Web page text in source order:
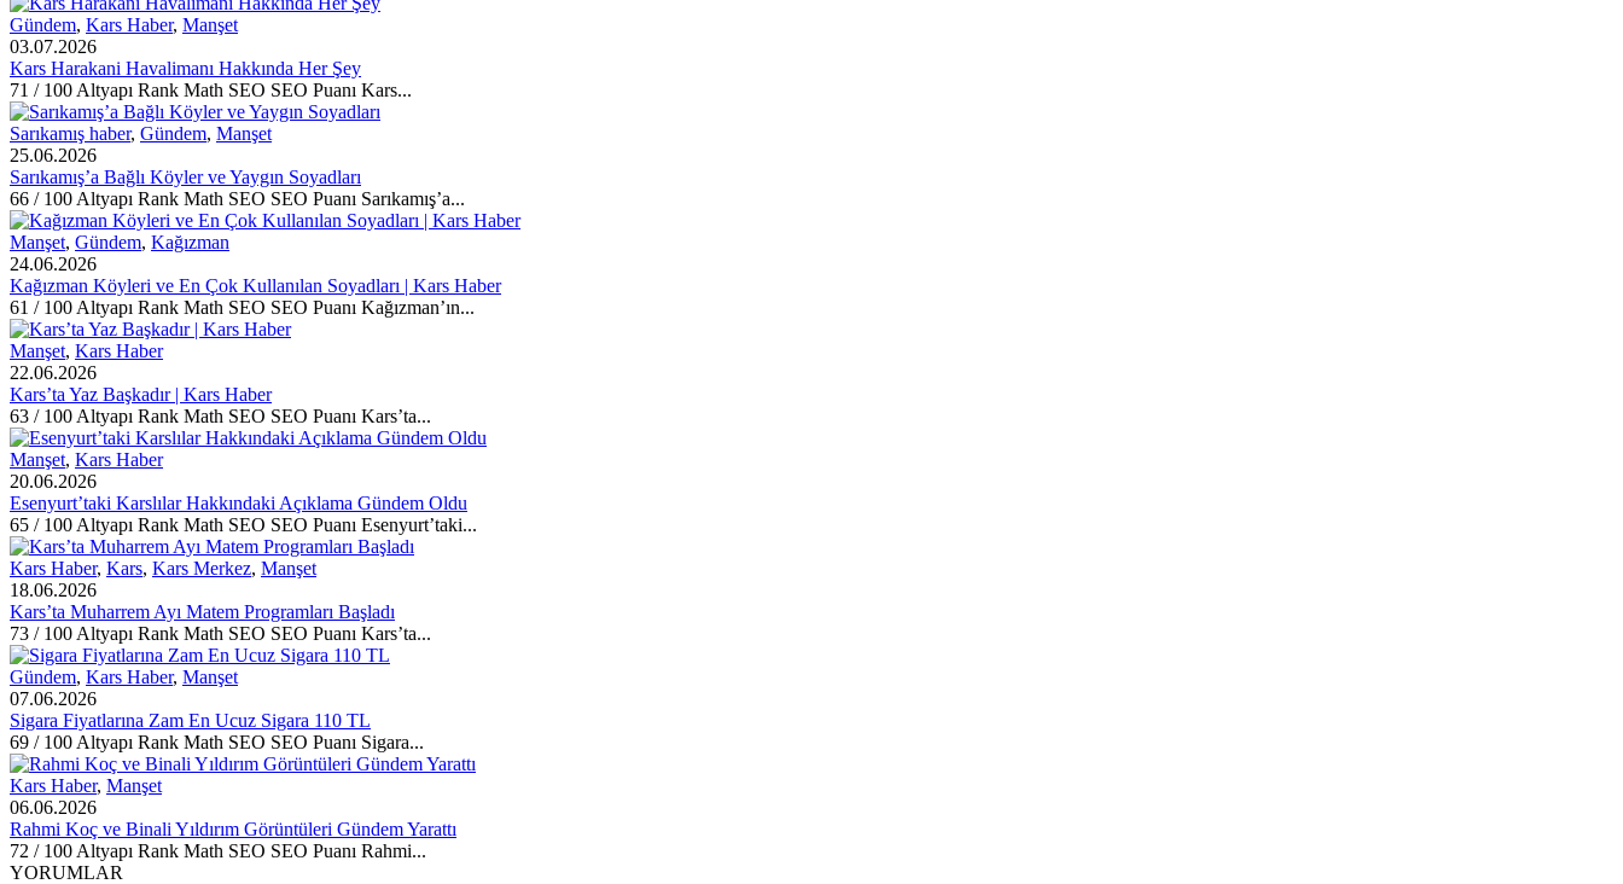
Gündem, Kars Haber, Manşet
03.07.2026
Kars Harakani Havalimanı Hakkında Her Şey
71 / 100 Altyapı Rank Math SEO SEO Puanı Kars...
Sarıkamış haber, Gündem, Manşet
25.06.2026
Sarıkamış’a Bağlı Köyler ve Yaygın Soyadları
66 / 100 Altyapı Rank Math SEO SEO Puanı Sarıkamış’a...
Manşet, Gündem, Kağızman
24.06.2026
Kağızman Köyleri ve En Çok Kullanılan Soyadları | Kars Haber
61 / 100 Altyapı Rank Math SEO SEO Puanı Kağızman’ın...
Manşet, Kars Haber
22.06.2026
Kars’ta Yaz Başkadır | Kars Haber
63 / 100 Altyapı Rank Math SEO SEO Puanı Kars’ta...
Manşet, Kars Haber
20.06.2026
Esenyurt’taki Karslılar Hakkındaki Açıklama Gündem Oldu
65 / 100 Altyapı Rank Math SEO SEO Puanı Esenyurt’taki...
Kars Haber, Kars, Kars Merkez, Manşet
18.06.2026
Kars’ta Muharrem Ayı Matem Programları Başladı
73 / 100 Altyapı Rank Math SEO SEO Puanı Kars’ta...
Gündem, Kars Haber, Manşet
07.06.2026
Sigara Fiyatlarına Zam En Ucuz Sigara 110 TL
69 / 100 Altyapı Rank Math SEO SEO Puanı Sigara...
Kars Haber, Manşet
06.06.2026
Rahmi Koç ve Binali Yıldırım Görüntüleri Gündem Yarattı
72 / 100 Altyapı Rank Math SEO SEO Puanı Rahmi...
YORUMLAR